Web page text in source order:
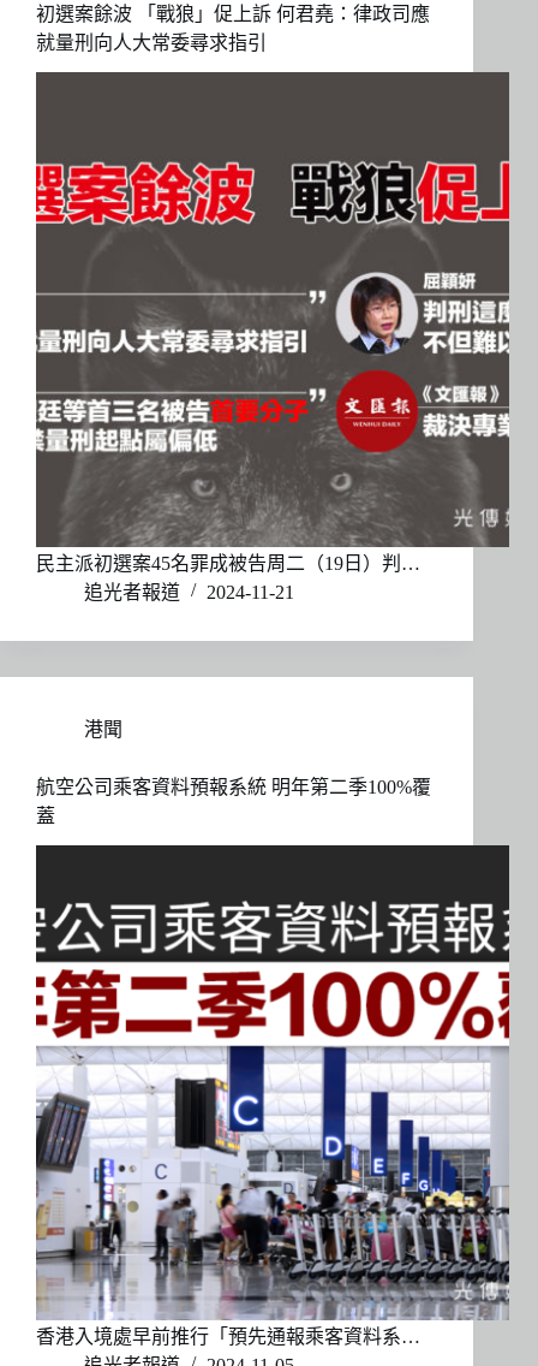
初選案餘波 「戰狼」促上訴 何君堯：律政司應
就量刑向人大常委尋求指引
民主派初選案45名罪成被告周二（19日）判…
追光者報道
2024-11-21
港聞
航空公司乘客資料預報系統 明年第二季100%覆
蓋
香港入境處早前推行「預先通報乘客資料系…